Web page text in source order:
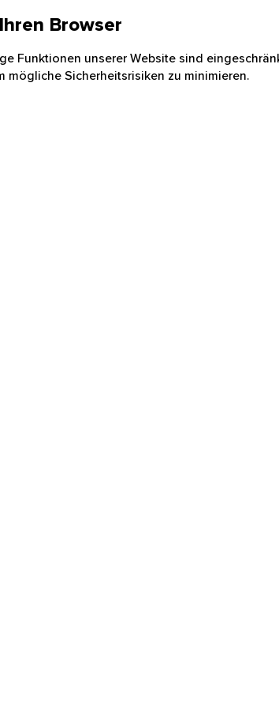
Browser
Funktionen unserer Website sind
mögliche Sicherheitsrisiken zu minimieren.